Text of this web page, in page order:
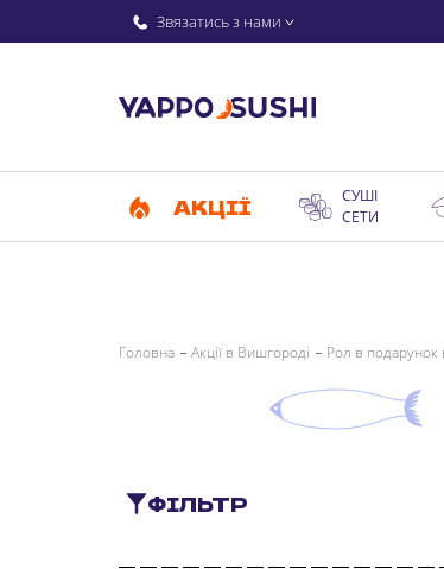
Звязатись з нами
АКЦІЇ
СУШІ
СЕТИ
Головна Акції в Вишгороді Рол в подарунок
ФІЛЬТР